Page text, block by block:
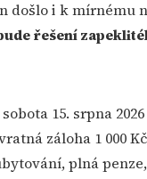
došlo i k mírnému
řešení
15. srpna 2026
záloha 1 000
plná